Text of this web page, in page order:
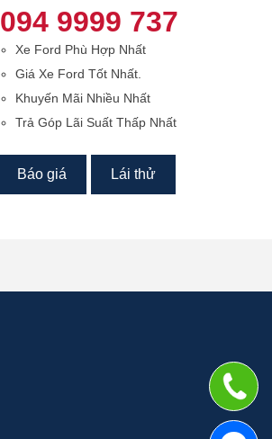
094 9999 737
Xe Ford Phù Hợp Nhất
Giá Xe Ford Tốt Nhất.
Khuyến Mãi Nhiều Nhất
Trả Góp Lãi Suất Thấp Nhất
Báo giá Lái thử